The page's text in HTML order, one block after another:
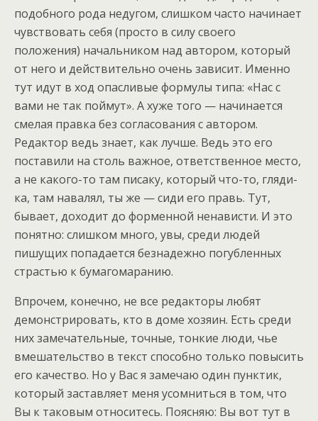
подобного рода недугом, слишком часто начинает
чувствовать себя (просто в силу своего
положения) начальником над автором, который
от него и действительно очень зависит. Именно
тут идут в ход опасливые формулы типа: «Нас с
вами не так поймут». А хуже того — начинается
смелая правка без согласования с автором.
Редактор ведь знает, как лучше. Ведь это его
поставили на столь важное, ответственное место,
а не какого-то там писаку, который что-то, гляди-
ка, там навалял, ты же — сиди его правь. Тут,
бывает, доходит до форменной ненависти. И это
понятно: слишком много, увы, среди людей
пишущих попадается безнадежно погубленных
страстью к бумагомаранию.
Впрочем, конечно, не все редакторы любят
демонстрировать, кто в доме хозяин. Есть среди
них замечательные, точные, тонкие люди, чье
вмешательство в текст способно только повысить
его качество. Но у Вас я замечаю один пунктик,
который заставляет меня усомниться в том, что
Вы к таковым относитесь. Поясняю: Вы вот тут в